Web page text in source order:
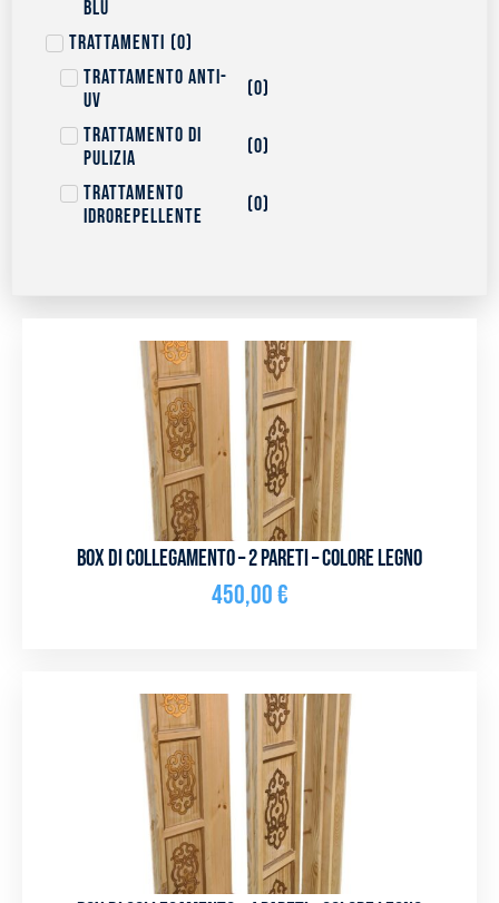
blu
Trattamenti (0)
Trattamento anti-
uv
(0)
Trattamento di
pulizia
(0)
Trattamento
idrorepellente
(0)
Box di collegamento – 2 pareti – Colore legno
450,00€